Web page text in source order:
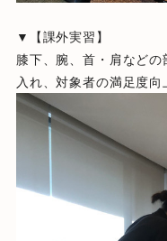
▼【課外実習】
膝下、腕、首・肩など
入れ、対象者の満足度向